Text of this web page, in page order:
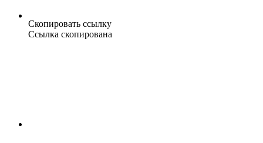
Скопировать ссылку
Ссылка скопирована